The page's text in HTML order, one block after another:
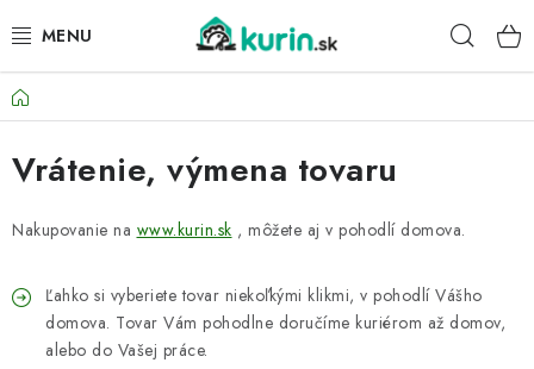
na
PRE HYDINU
PRE PSY
PRE ZAJACE
PRE DETI
ZÁHRADA
Domov
Vrátenie, výmena tovaru
Nakupovanie na www.kurin.sk , môžete aj v pohodlí domova.
Ľahko si vyberiete tovar niekoľkými klikmi, v pohodlí Vášho
domova. Tovar Vám pohodlne doručíme kuriérom až domov,
alebo do Vašej práce.